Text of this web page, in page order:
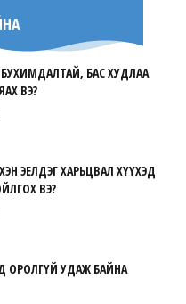
БАС ХУДЛАА
ВЭ?
ЭЕЛДЭГ ХАРЬЦВАЛ ХҮҮХЭД
ВЭ?
ОРОЛГҮЙ УДАЖ БАЙНА